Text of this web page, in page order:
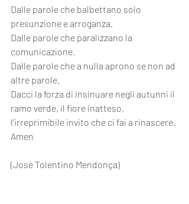
Dalle parole che balbettano solo
presunzione e arroganza.
Dalle parole che paralizzano la
comunicazione.
Dalle parole che a nulla aprono se non ad
altre parole.
Dacci la forza di insinuare negli autunni il
ramo verde, il fiore inatteso,
l’irreprimibile invito che ci fai a rinascere.
Amen
(Josè Tolentino Mendonça)